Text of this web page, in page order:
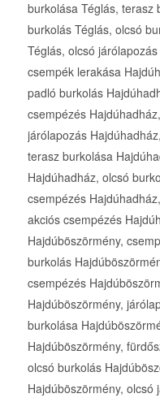
burkolása Téglás, terasz
burkolás Téglás, olcsó
Téglás, olcsó
csempék lerakása
padló burkolás
csempézés
járólapozás
terasz burkolása
Hajdúhadház, olcsó
csempézés
akciós csempézés
Hajdúböszörmény,
burkolás
csempézés
Hajdúböszörmény,
burkolása
Hajdúböszörmény,
olcsó burkolás
Hajdúböszörmény, olcsó